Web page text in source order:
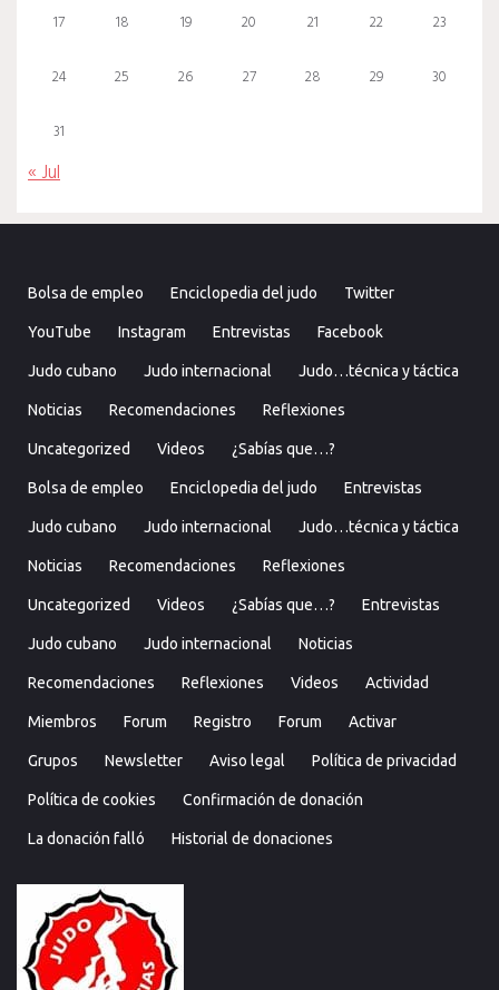
17 18 19 20 21 22 23
24 25 26 27 28 29 30
31
« Jul
Bolsa de empleo Enciclopedia del judo Twitter
YouTube Instagram Entrevistas Facebook
Judo cubano Judo internacional Judo…técnica y táctica
Noticias Recomendaciones Reflexiones
Uncategorized Videos ¿Sabías que…?
Bolsa de empleo Enciclopedia del judo Entrevistas
Judo cubano Judo internacional Judo…técnica y táctica
Noticias Recomendaciones Reflexiones
Uncategorized Videos ¿Sabías que…? Entrevistas
Judo cubano Judo internacional Noticias
Recomendaciones Reflexiones Videos Actividad
Miembros Forum Registro Forum Activar
Grupos Newsletter Aviso legal Política de privacidad
Política de cookies Confirmación de donación
La donación falló Historial de donaciones